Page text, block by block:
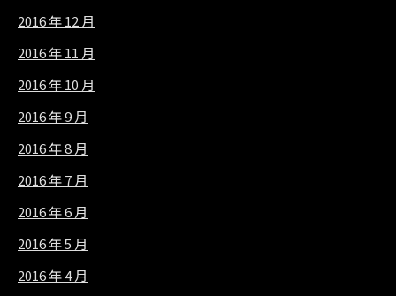
2016 年 12 月
2016 年 11 月
2016 年 10 月
2016 年 9 月
2016 年 8 月
2016 年 7 月
2016 年 6 月
2016 年 5 月
2016 年 4 月